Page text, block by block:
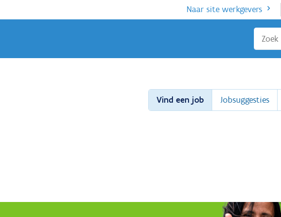
Naar site werkgevers
Sluiten
Vind een job Jobsuggesties